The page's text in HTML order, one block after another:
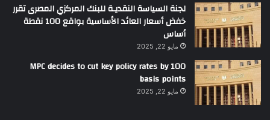
لجنة السياسة النقديـة للبنك المركزي المصرى تقرر
خفض أسعار العائد الأساسية بواقع 100 نقطة
أساس
مايو 22, 2025
MPC decides to cut key policy rates by 100
basis points
مايو 22, 2025